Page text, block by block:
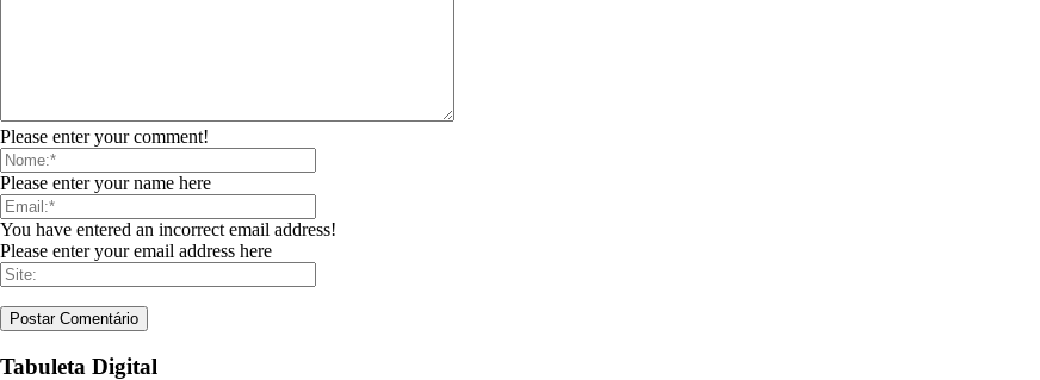
Please enter your comment!
Please enter your name here
You have entered an incorrect email address!
Please enter your email address here
Tabuleta Digital